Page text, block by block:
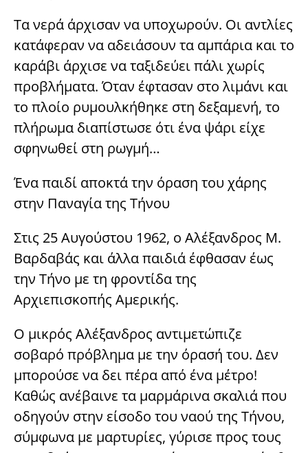
Τα νερά άρχισαν να υποχωρούν. Οι αντλίες
κατάφεραν να αδειάσουν τα αμπάρια και το
καράβι άρχισε να ταξιδεύει πάλι χωρίς
προβλήματα. Όταν έφτασαν στο λιμάνι και
το πλοίο ρυμουλκήθηκε στη δεξαμενή, το
πλήρωμα διαπίστωσε ότι ένα ψάρι είχε
σφηνωθεί στη ρωγμή…
Ένα παιδί αποκτά την όραση του χάρης
στην Παναγία της Τήνου
Στις 25 Αυγούστου 1962, ο Αλέξανδρος Μ.
Βαρδαβάς και άλλα παιδιά έφθασαν έως
την Τήνο με τη φροντίδα της
Αρχιεπισκοπής Αμερικής.
Ο μικρός Αλέξανδρος αντιμετώπιζε
σοβαρό πρόβλημα με την όρασή του. Δεν
μπορούσε να δει πέρα από ένα μέτρο!
Καθώς ανέβαινε τα μαρμάρινα σκαλιά που
οδηγούν στην είσοδο του ναού της Τήνου,
σύμφωνα με μαρτυρίες, γύρισε προς τους